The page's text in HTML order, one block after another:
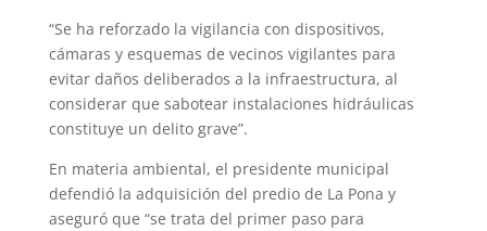
“Se ha reforzado la vigilancia con dispositivos,
cámaras y esquemas de vecinos vigilantes para
evitar daños deliberados a la infraestructura, al
considerar que sabotear instalaciones hidráulicas
constituye un delito grave”.
En materia ambiental, el presidente municipal
defendió la adquisición del predio de La Pona y
aseguró que “se trata del primer paso para